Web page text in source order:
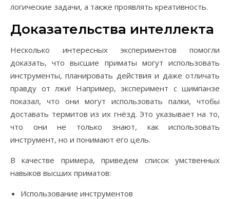
логические задачи, а также проявлять креативность.
Доказательства интеллекта
Несколько интересных экспериментов помогли
доказать, что высшие приматы могут использовать
инструменты, планировать действия и даже отличать
правду от лжи! Например, эксперимент с шимпанзе
показал, что они могут использовать палки, чтобы
доставать термитов из их гнёзд. Это указывает на то,
что они не только знают, как использовать
инструмент, но и понимают его цель.
В качестве примера, приведем список умственных
навыков высших приматов:
Использование инструментов